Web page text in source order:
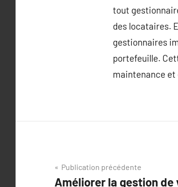
tout
des locataires.
gestionnaires
portefeuille.
maintenance
Navigation
Publication précédente
Améliorer la gestion de